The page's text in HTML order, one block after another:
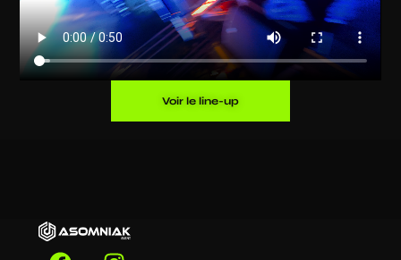
Voir le line-up